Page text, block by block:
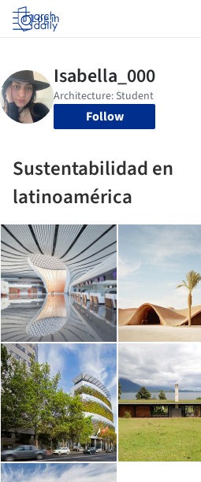
Log in
Follow
Sustentabilidad en
latinoamérica